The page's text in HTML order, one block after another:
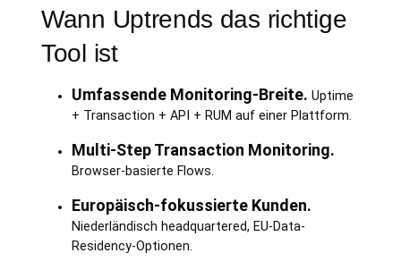
Wann Uptrends das richtige
Tool ist
Umfassende Monitoring-Breite. Uptime
+ Transaction + API + RUM auf einer Plattform.
Multi-Step Transaction Monitoring.
Browser-basierte Flows.
Europäisch-fokussierte Kunden.
Niederländisch headquartered, EU-Data-
Residency-Optionen.